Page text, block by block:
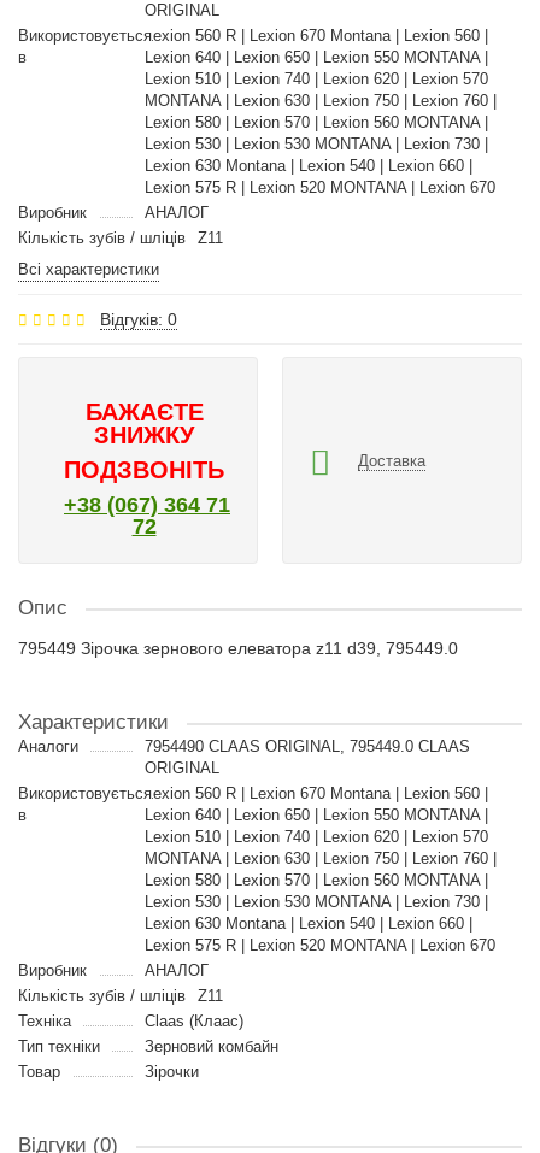
ORIGINAL
Використовується
в
Lexion 560 R | Lexion 670 Montana | Lexion 560 |
Lexion 640 | Lexion 650 | Lexion 550 MONTANA |
Lexion 510 | Lexion 740 | Lexion 620 | Lexion 570
MONTANA | Lexion 630 | Lexion 750 | Lexion 760 |
Lexion 580 | Lexion 570 | Lexion 560 MONTANA |
Lexion 530 | Lexion 530 MONTANA | Lexion 730 |
Lexion 630 Montana | Lexion 540 | Lexion 660 |
Lexion 575 R | Lexion 520 MONTANA | Lexion 670
Виробник
АНАЛОГ
Кількість зубів / шліців
Z11
Всі характеристики
Відгуків: 0
БАЖАЄТЕ
ЗНИЖКУ
ПОДЗВОНІТЬ
+38 (067) 364 71
72
Доставка
Опис
795449 Зірочка зернового елеватора z11 d39, 795449.0
Характеристики
Аналоги
7954490 CLAAS ORIGINAL, 795449.0 CLAAS
ORIGINAL
Використовується
в
Lexion 560 R | Lexion 670 Montana | Lexion 560 |
Lexion 640 | Lexion 650 | Lexion 550 MONTANA |
Lexion 510 | Lexion 740 | Lexion 620 | Lexion 570
MONTANA | Lexion 630 | Lexion 750 | Lexion 760 |
Lexion 580 | Lexion 570 | Lexion 560 MONTANA |
Lexion 530 | Lexion 530 MONTANA | Lexion 730 |
Lexion 630 Montana | Lexion 540 | Lexion 660 |
Lexion 575 R | Lexion 520 MONTANA | Lexion 670
Виробник
АНАЛОГ
Кількість зубів / шліців
Z11
Техніка
Claas (Клаас)
Тип техніки
Зерновий комбайн
Товар
Зірочки
Відгуки (0)